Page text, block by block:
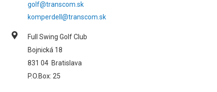
golf@transcom.sk
komperdell@transcom.sk
Full Swing Golf Club
Bojnická 18
831 04 Bratislava
P.O.Box: 25